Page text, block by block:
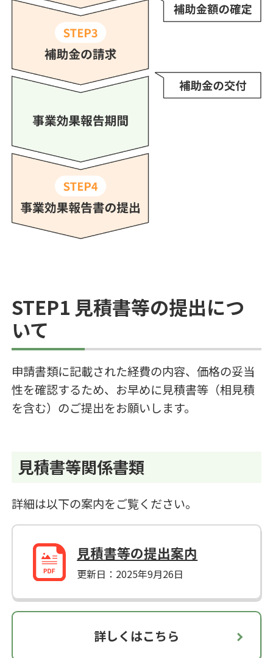
STEP1 見積書等の提出につ
いて
申請書類に記載された経費の内容、価格の妥当
性を確認するため、お早めに見積書等（相見積
を含む）のご提出をお願いします。
見積書等関係書類
詳細は以下の案内をご覧ください。
見積書等の提出案内
更新日：2025年9月26日
詳しくはこちら